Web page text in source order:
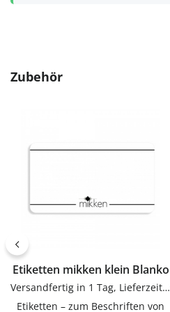
Produktgalerie überspringen
Zubehör
Etiketten mikken klein Blanko
Versandfertig in 1 Tag, Lieferzeit 1-3 Tage
Etiketten – zum Beschriften von